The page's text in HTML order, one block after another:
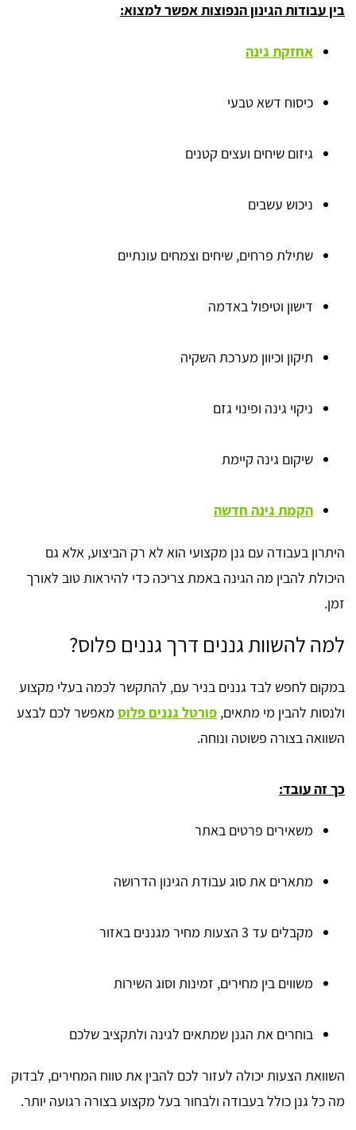
בין עבודות הגינון הנפוצות אפשר למצוא:
אחזקת גינה
כיסוח דשא טבעי
גיזום שיחים ועצים קטנים
ניכוש עשבים
שתילת פרחים, שיחים וצמחים עונתיים
דישון וטיפול באדמה
תיקון וכיוון מערכת השקיה
ניקוי גינה ופינוי גזם
שיקום גינה קיימת
הקמת גינה חדשה
היתרון בעבודה עם גנן מקצועי הוא לא רק הביצוע, אלא גם
היכולת להבין מה הגינה באמת צריכה כדי להיראות טוב לאורך
זמן.
למה להשוות גננים דרך גננים פלוס?
במקום לחפש לבד גננים בניר עם, להתקשר לכמה בעלי מקצוע
ולנסות להבין מי מתאים, פורטל גננים פלוס מאפשר לכם לבצע
השוואה בצורה פשוטה ונוחה.
כך זה עובד:
משאירים פרטים באתר
מתארים את סוג עבודת הגינון הדרושה
מקבלים עד 3 הצעות מחיר מגננים באזור
משווים בין מחירים, זמינות וסוג השירות
בוחרים את הגנן שמתאים לגינה ולתקציב שלכם
השוואת הצעות יכולה לעזור לכם להבין את טווח המחירים, לבדוק
מה כל גנן כולל בעבודה ולבחור בעל מקצוע בצורה רגועה יותר.